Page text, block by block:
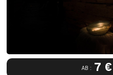
AB : 7 €